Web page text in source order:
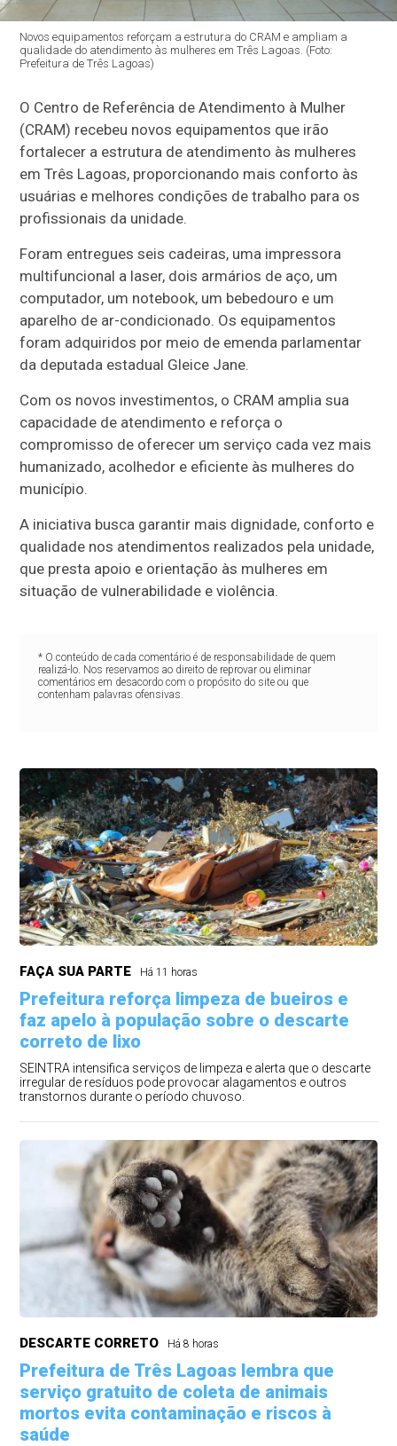
Novos equipamentos reforçam a estrutura do CRAM e ampliam a
qualidade do atendimento às mulheres em Três Lagoas. (Foto:
Prefeitura de Três Lagoas)
O Centro de Referência de Atendimento à Mulher
(CRAM) recebeu novos equipamentos que irão
fortalecer a estrutura de atendimento às mulheres
em Três Lagoas, proporcionando mais conforto às
usuárias e melhores condições de trabalho para os
profissionais da unidade.
Foram entregues seis cadeiras, uma impressora
multifuncional a laser, dois armários de aço, um
computador, um notebook, um bebedouro e um
aparelho de ar-condicionado. Os equipamentos
foram adquiridos por meio de emenda parlamentar
da deputada estadual Gleice Jane.
Com os novos investimentos, o CRAM amplia sua
capacidade de atendimento e reforça o
compromisso de oferecer um serviço cada vez mais
humanizado, acolhedor e eficiente às mulheres do
município.
A iniciativa busca garantir mais dignidade, conforto e
qualidade nos atendimentos realizados pela unidade,
que presta apoio e orientação às mulheres em
situação de vulnerabilidade e violência.
* O conteúdo de cada comentário é de responsabilidade de quem
realizá-lo. Nos reservamos ao direito de reprovar ou eliminar
comentários em desacordo com o propósito do site ou que
contenham palavras ofensivas.
FAÇA SUA PARTE Há 11 horas
Prefeitura reforça limpeza de bueiros e
faz apelo à população sobre o descarte
correto de lixo
SEINTRA intensifica serviços de limpeza e alerta que o descarte
irregular de resíduos pode provocar alagamentos e outros
transtornos durante o período chuvoso.
DESCARTE CORRETO Há 8 horas
Prefeitura de Três Lagoas lembra que
serviço gratuito de coleta de animais
mortos evita contaminação e riscos à
saúde